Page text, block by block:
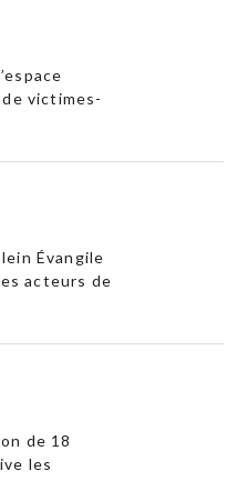
victimes-
Évangile
acteurs de
de 18
les